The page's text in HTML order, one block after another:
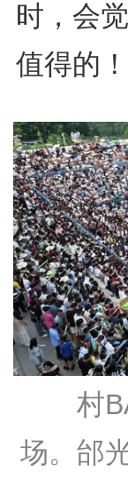
时，会
值得的！
村
场。邰